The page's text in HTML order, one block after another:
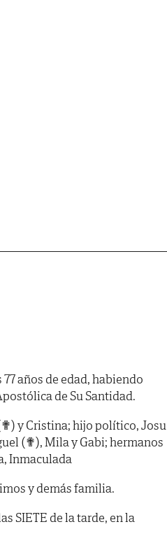
años de edad, habiendo
de Su Santidad.
y Cristina; hijo político, Josu
(✟), Mila y Gabi; hermanos
Inmaculada
y demás familia.
SIETE de la tarde, en la